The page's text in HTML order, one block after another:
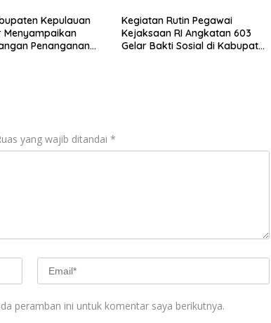
Kepulauan
Menyampaikan
Penanganan
Kegiatan Rutin Pegawai
Kejaksaan RI Angkatan 603
Gelar Bakti Sosial di Kabupaten
yang wajib ditandai *
peramban ini untuk komentar saya berikutnya.